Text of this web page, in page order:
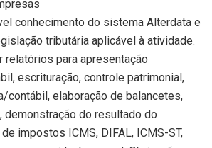
conhecimento do sistema Alterdata e
tributária aplicável à atividade.
relatórios para apresentação
escrituração, controle patrimonial,
contábil, elaboração de balancetes,
demonstração do resultado do
impostos ICMS, DIFAL, ICMS-ST,